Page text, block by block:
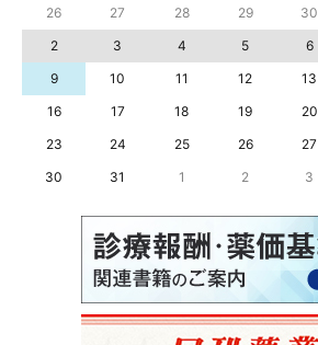
26 27 28 29 30
2
3 4 5 6
9
10 11 12 13
16
17 18 19 20
23
24 25 26 27
30
31 1 2 3